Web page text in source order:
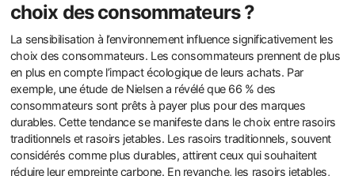
choix des consommateurs ?
La sensibilisation à l’environnement influence significativement les
choix des consommateurs. Les consommateurs prennent de plus
en plus en compte l’impact écologique de leurs achats. Par
exemple, une étude de Nielsen a révélé que 66 % des
consommateurs sont prêts à payer plus pour des marques
durables. Cette tendance se manifeste dans le choix entre rasoirs
traditionnels et rasoirs jetables. Les rasoirs traditionnels, souvent
considérés comme plus durables, attirent ceux qui souhaitent
réduire leur empreinte carbone. En revanche, les rasoirs jetables,